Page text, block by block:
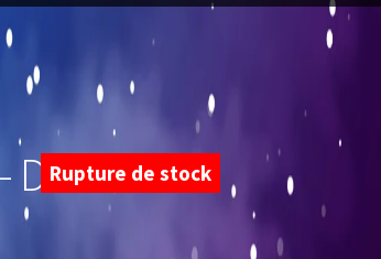
Dodrio
Rupture de stock